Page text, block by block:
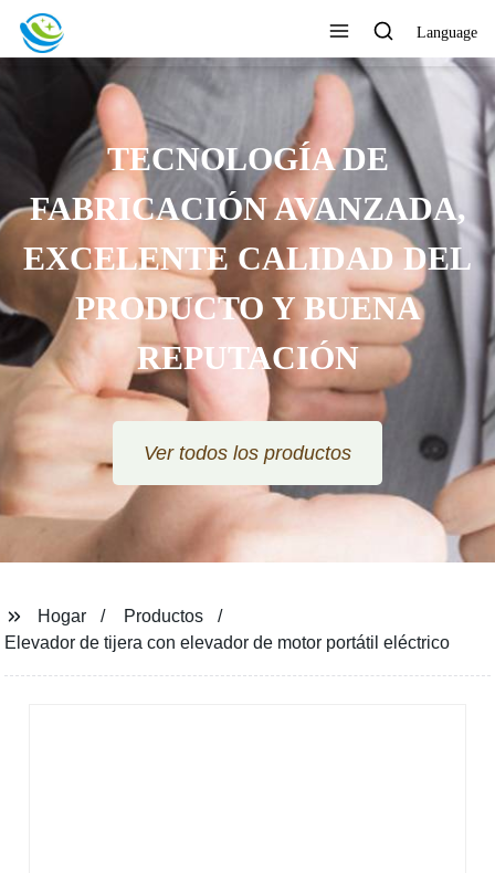
Language
TECNOLOGÍA DE
FABRICACIÓN AVANZADA,
EXCELENTE CALIDAD DEL
PRODUCTO Y BUENA
REPUTACIÓN
Ver todos los productos
Hogar
Productos
Elevador de tijera con elevador de motor portátil eléctrico